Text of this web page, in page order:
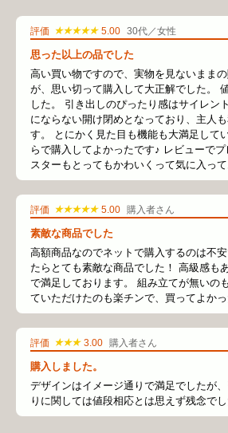
評価 ★★★★★ 5.00 30代／女性
思った以上の品でした
高い買い物ですので、実物を見ないまま
が、思い切って購入して大正解でした。
した。 引き出しのぴったり感はサイレン
にならない開け閉めとなっており、主人
す。 とにかく見た目も機能も大満足して
らで購入してよかったです♪ レビューで
スターもとってもかわいくって気に入って
評価 ★★★★★ 5.00 購入者さん
素敵な商品でした
高額商品なのでネットで購入するのは不
たらとても素敵な商品でした！ 高級感も
で満足しております。 組み立てが無いの
ていただけたのも楽チンで、買ってよかっ
評価 ★★★ 3.00 購入者さん
購入しました。
デザインはイメージ通りで満足でしたが
りに関しては値段相応とは思えず残念でし